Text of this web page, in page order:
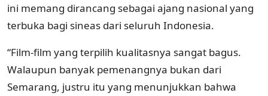
ini memang dirancang sebagai ajang nasional yang
terbuka bagi sineas dari seluruh Indonesia.
“Film-film yang terpilih kualitasnya sangat bagus.
Walaupun banyak pemenangnya bukan dari
Semarang, justru itu yang menunjukkan bahwa